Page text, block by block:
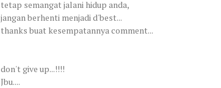
tetap semangat jalani hidup anda,
jangan berhenti menjadi d'best...
thanks buat kesempatannya comment...
don't give up...!!!!
Jbu....